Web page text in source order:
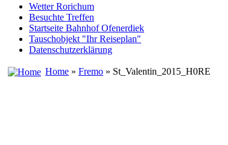
Wetter Rorichum
Besuchte Treffen
Startseite Bahnhof Ofenerdiek
Tauschobjekt "Ihr Reiseplan"
Datenschutzerklärung
Home » Fremo » St_Valentin_2015_H0RE